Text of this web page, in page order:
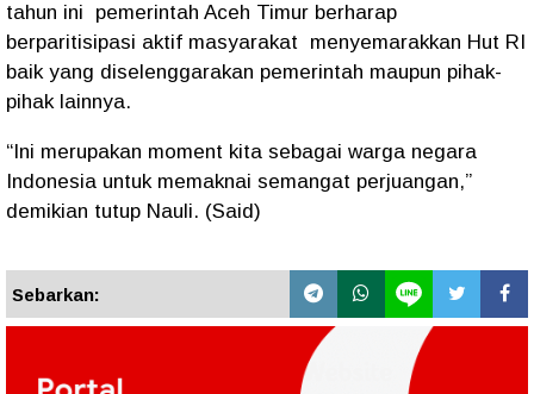
tahun ini pemerintah Aceh Timur berharap
berparitisipasi aktif masyarakat menyemarakkan Hut RI
baik yang diselenggarakan pemerintah maupun pihak-
pihak lainnya.
“Ini merupakan moment kita sebagai warga negara
Indonesia untuk memaknai semangat perjuangan,”
demikian tutup Nauli. (Said)
Sebarkan: